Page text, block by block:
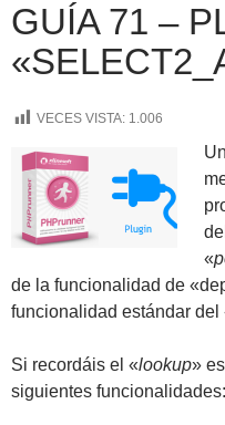
GUÍA 71 –
VECES VISTA: 1.006
«
de la funcionalidad de
funcionalidad estándar del
Si recordáis el «lookup»
siguientes funcionalidades: